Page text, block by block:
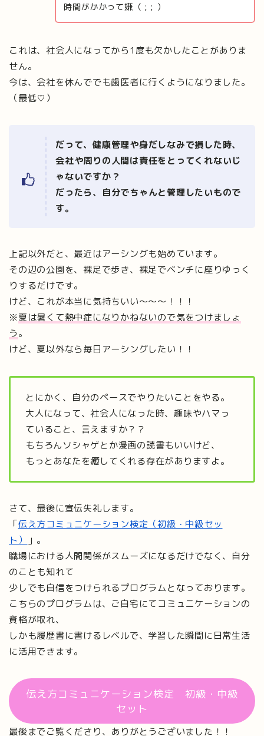
時間がかかって嫌（ ; ; ）
これは、社会人になってから1度も欠かしたことがありま
せん。
今は、会社を休んででも歯医者に行くようになりました。
（最低♡）
だって、健康管理や身だしなみで損した時、
会社や周りの人間は責任をとってくれないじ
ゃないですか？
だったら、自分でちゃんと管理したいもので
す。
上記以外だと、最近はアーシングも始めています。
その辺の公園を、裸足で歩き、裸足でベンチに座りゆっく
りするだけです。
けど、これが本当に気持ちいい〜〜〜！！！
※夏は暑くて熱中症になりかねないので気をつけましょ
う。
けど、夏以外なら毎日アーシングしたい！！
とにかく、自分のペースでやりたいことをやる。
大人になって、社会人になった時、趣味やハマっ
ていること、言えますか？？
もちろんソシャゲとか漫画の読書もいいけど、
もっとあなたを癒してくれる存在がありますよ。
さて、最後に宣伝失礼します。
「伝え方コミュニケーション検定（初級・中級セッ
ト）
」。
職場における人間関係がスムーズになるだけでなく、自分
のことも知れて
少しでも自信をつけられるプログラムとなっております。
こちらのプログラムは、ご自宅にてコミュニケーションの
資格が取れ、
しかも履歴書に書けるレベルで、学習した瞬間に日常生活
に活用できます。
伝え方コミュニケーション検定 初級・中級
セット
最後までご覧くださり、ありがとうございました！！